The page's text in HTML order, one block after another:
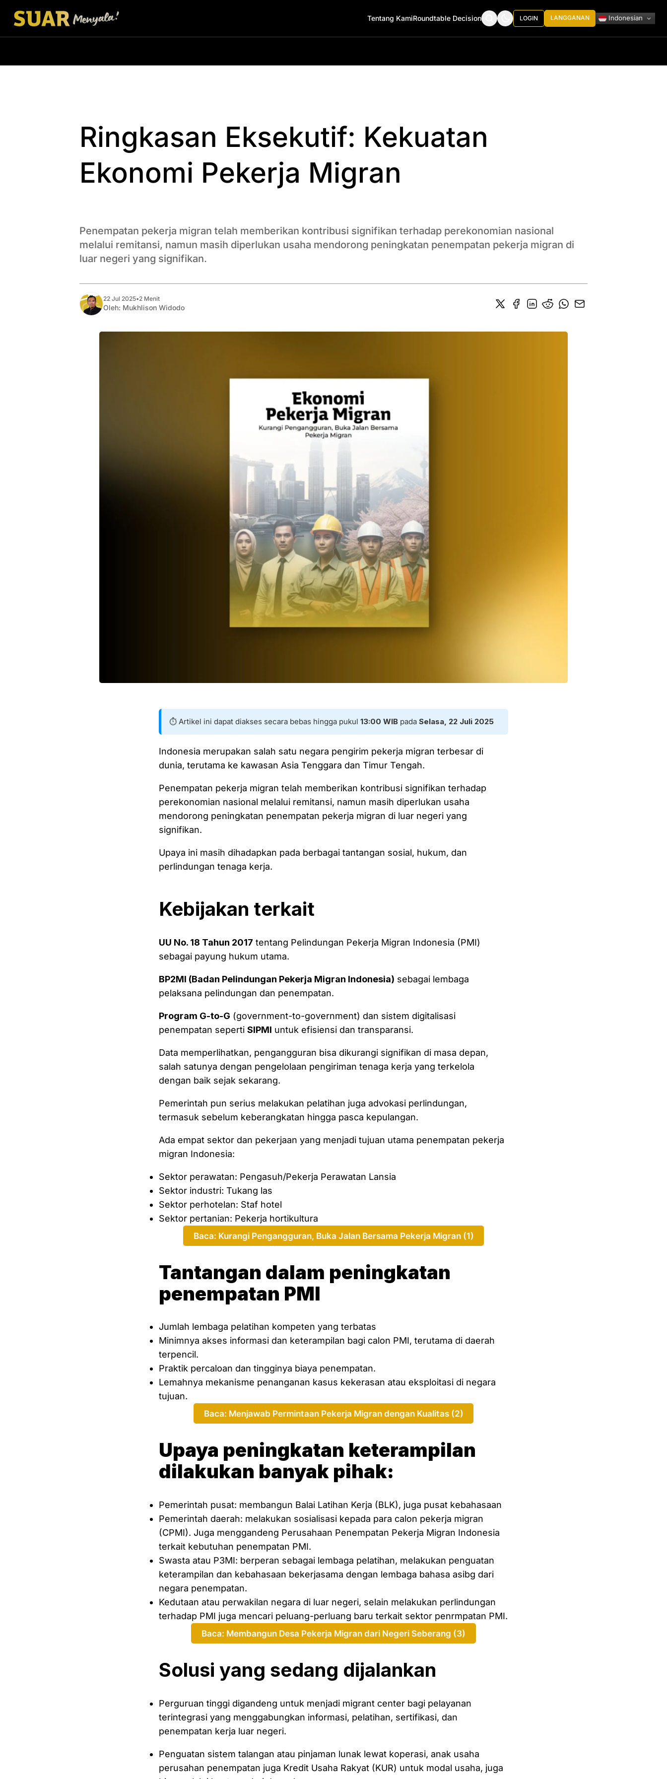
Tentang KamiRoundtable Decision LOGIN LANGGANAN Indonesian
Ringkasan Eksekutif: Kekuatan
Ekonomi Pekerja Migran
Penempatan pekerja migran telah memberikan kontribusi signifikan terhadap perekonomian nasional
melalui remitansi, namun masih diperlukan usaha mendorong peningkatan penempatan pekerja migran di
luar negeri yang signifikan.
22 Jul 2025•2 Menit
Oleh: Mukhlison Widodo
⏱️ Artikel ini dapat diakses secara bebas hingga pukul 13:00 WIB pada Selasa, 22 Juli 2025
Indonesia merupakan salah satu negara pengirim pekerja migran terbesar di
dunia, terutama ke kawasan Asia Tenggara dan Timur Tengah.
Penempatan pekerja migran telah memberikan kontribusi signifikan terhadap
perekonomian nasional melalui remitansi, namun masih diperlukan usaha
mendorong peningkatan penempatan pekerja migran di luar negeri yang
signifikan.
Upaya ini masih dihadapkan pada berbagai tantangan sosial, hukum, dan
perlindungan tenaga kerja.
Kebijakan terkait
UU No. 18 Tahun 2017 tentang Pelindungan Pekerja Migran Indonesia (PMI)
sebagai payung hukum utama.
BP2MI (Badan Pelindungan Pekerja Migran Indonesia) sebagai lembaga
pelaksana pelindungan dan penempatan.
Program G-to-G (government-to-government) dan sistem digitalisasi
penempatan seperti SIPMI untuk efisiensi dan transparansi.
Data memperlihatkan, pengangguran bisa dikurangi signifikan di masa depan,
salah satunya dengan pengelolaan pengiriman tenaga kerja yang terkelola
dengan baik sejak sekarang.
Pemerintah pun serius melakukan pelatihan juga advokasi perlindungan,
termasuk sebelum keberangkatan hingga pasca kepulangan.
Ada empat sektor dan pekerjaan yang menjadi tujuan utama penempatan pekerja
migran Indonesia:
Sektor perawatan: Pengasuh/Pekerja Perawatan Lansia
Sektor industri: Tukang las
Sektor perhotelan: Staf hotel
Sektor pertanian: Pekerja hortikultura
Baca: Kurangi Pengangguran, Buka Jalan Bersama Pekerja Migran (1)
Tantangan dalam peningkatan
penempatan PMI
Jumlah lembaga pelatihan kompeten yang terbatas
Minimnya akses informasi dan keterampilan bagi calon PMI, terutama di daerah
terpencil.
Praktik percaloan dan tingginya biaya penempatan.
Lemahnya mekanisme penanganan kasus kekerasan atau eksploitasi di negara
tujuan.
Baca: Menjawab Permintaan Pekerja Migran dengan Kualitas (2)
Upaya peningkatan keterampilan
dilakukan banyak pihak:
Pemerintah pusat: membangun Balai Latihan Kerja (BLK), juga pusat kebahasaan
Pemerintah daerah: melakukan sosialisasi kepada para calon pekerja migran
(CPMI). Juga menggandeng Perusahaan Penempatan Pekerja Migran Indonesia
terkait kebutuhan penempatan PMI.
Swasta atau P3MI: berperan sebagai lembaga pelatihan, melakukan penguatan
keterampilan dan kebahasaan bekerjasama dengan lembaga bahasa asibg dari
negara penempatan.
Kedutaan atau perwakilan negara di luar negeri, selain melakukan perlindungan
terhadap PMI juga mencari peluang-perluang baru terkait sektor penrmpatan PMI.
Baca: Membangun Desa Pekerja Migran dari Negeri Seberang (3)
Solusi yang sedang dijalankan
Perguruan tinggi digandeng untuk menjadi migrant center bagi pelayanan
terintegrasi yang menggabungkan informasi, pelatihan, sertifikasi, dan
penempatan kerja luar negeri.
Penguatan sistem talangan atau pinjaman lunak lewat koperasi, anak usaha
perusahan penempatan juga Kredit Usaha Rakyat (KUR) untuk modal usaha, juga